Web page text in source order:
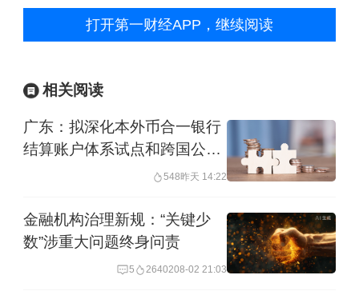
发放贷款65.38亿元，平均贷款利率
3.50%。
外贸方面，截至3月末，深圳外贸企业贷
款达1.1万亿元。继续实施出口信用保
险“大统保”，推动出口信用保险实现全市
中小外贸企业全覆盖，2024年服务小微
企业突破2.2万家，支持企业出口909.1
亿美元，同比增长27.5%。
打开第一财经APP，继续阅读
相关阅读
广东：拟深化本外币合一银行
结算账户体系试点和跨国公司
本外币一体化资金池试点
548昨天 14:22
金融机构治理新规：“关键少
数”涉重大问题终身问责
5 2640208-02 21:03